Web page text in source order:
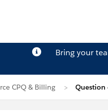
Bring your
CPQ & Billing Question